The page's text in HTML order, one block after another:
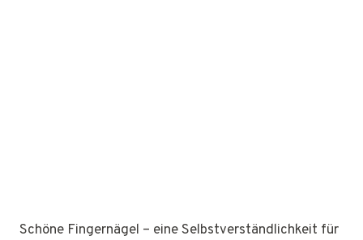
Schöne Fingernägel – eine Selbstverständlichkeit für